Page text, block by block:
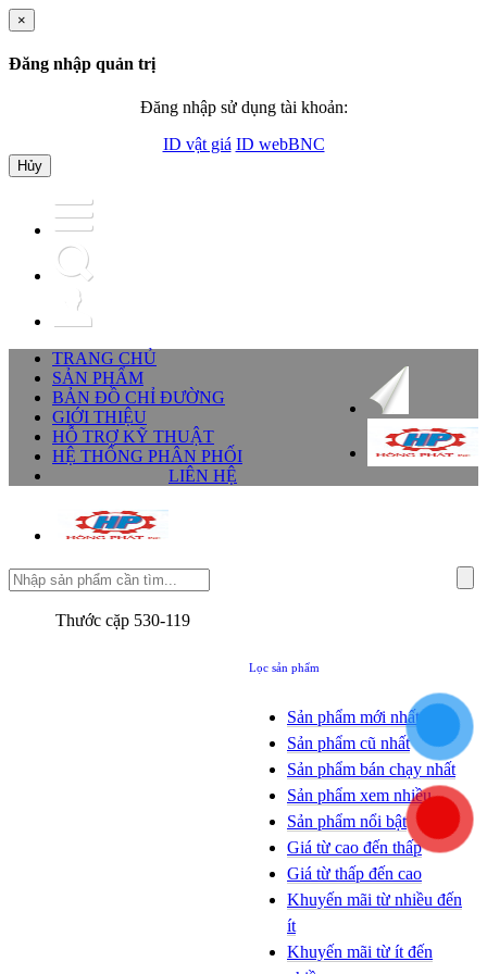
×
Đăng nhập quản trị
Đăng nhập sử dụng tài khoản:
ID vật giá ID webBNC
Hủy
TRANG CHỦ
SẢN PHẨM
BẢN ĐỒ CHỈ ĐƯỜNG
GIỚI THIỆU
HỖ TRỢ KỸ THUẬT
HỆ THỐNG PHÂN PHỐI
LIÊN HỆ
Thước cặp 530-119
Lọc sản phẩm
Sản phẩm mới nhất
Sản phẩm cũ nhất
Sản phẩm bán chạy nhất
Sản phẩm xem nhiều
Sản phẩm nổi bật
Giá từ cao đến thấp
Giá từ thấp đến cao
Khuyến mãi từ nhiều đến
ít
Khuyến mãi từ ít đến